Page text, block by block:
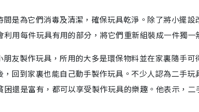
是為它們消毒及清潔，確保玩具乾淨。除了將小擺設
用每件玩具有用的部分，將它們重新組裝成一件獨一
友製作玩具，所用的大多是環保物料並在家裏隨手
回到家裏也能自己動手製作玩具。不少人認為二手玩
還是富有，都可以享受製作玩具的樂趣。他表示，